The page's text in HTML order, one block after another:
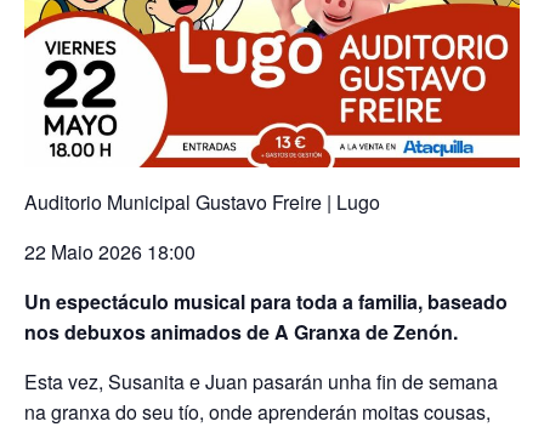
Auditorio Municipal Gustavo Freire | Lugo
22 Maio 2026 18:00
Un espectáculo musical para toda a familia, baseado
nos debuxos animados de A Granxa de Zenón.
Esta vez, Susanita e Juan pasarán unha fin de semana
na granxa do seu tío, onde aprenderán moitas cousas,